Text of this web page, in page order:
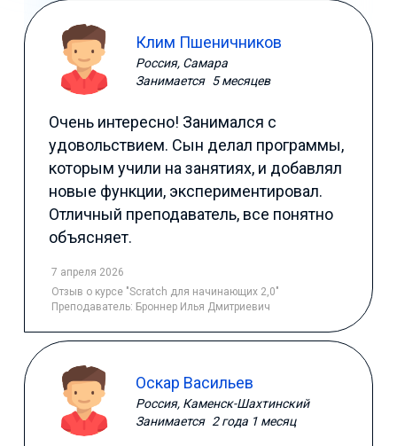
Клим Пшеничников
Россия, Самара
Занимается 5 месяцев
Очень интересно! Занимался с
удовольствием. Сын делал программы,
которым учили на занятиях, и добавлял
новые функции, экспериментировал.
Отличный преподаватель, все понятно
объясняет.
7 апреля 2026
Отзыв о курсе "Scratch для начинающих 2,0"
Преподаватель: Броннер Илья Дмитриевич
Оскар Васильев
Россия, Каменск-Шахтинский
Занимается 2 года 1 месяц